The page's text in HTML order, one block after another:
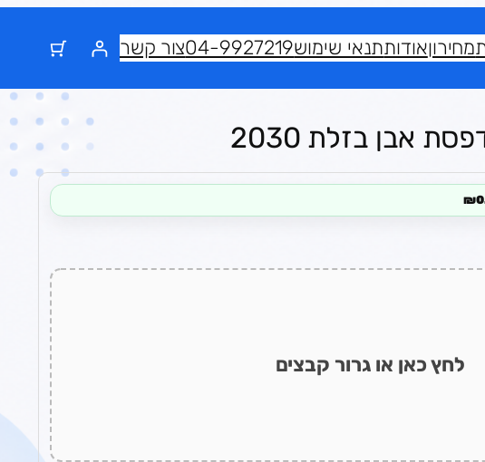
מחירוןאודותתנאי שימוש04-9927219צור קשר
אבן בזלת 2030
לחץ כאן או גרור קבצים